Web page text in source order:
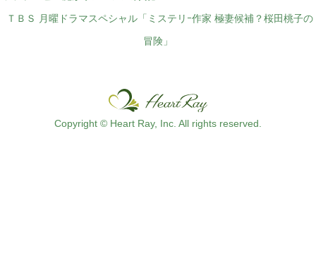
ＴＢＳ 月曜ドラマスペシャル「ミステリｰ作家 極妻候補？桜田桃子の
冒険」
Copyright © Heart Ray, Inc. All rights reserved.